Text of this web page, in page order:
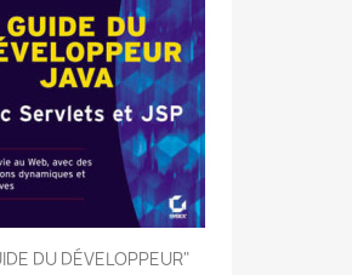
DU DÉVELOPPEUR"